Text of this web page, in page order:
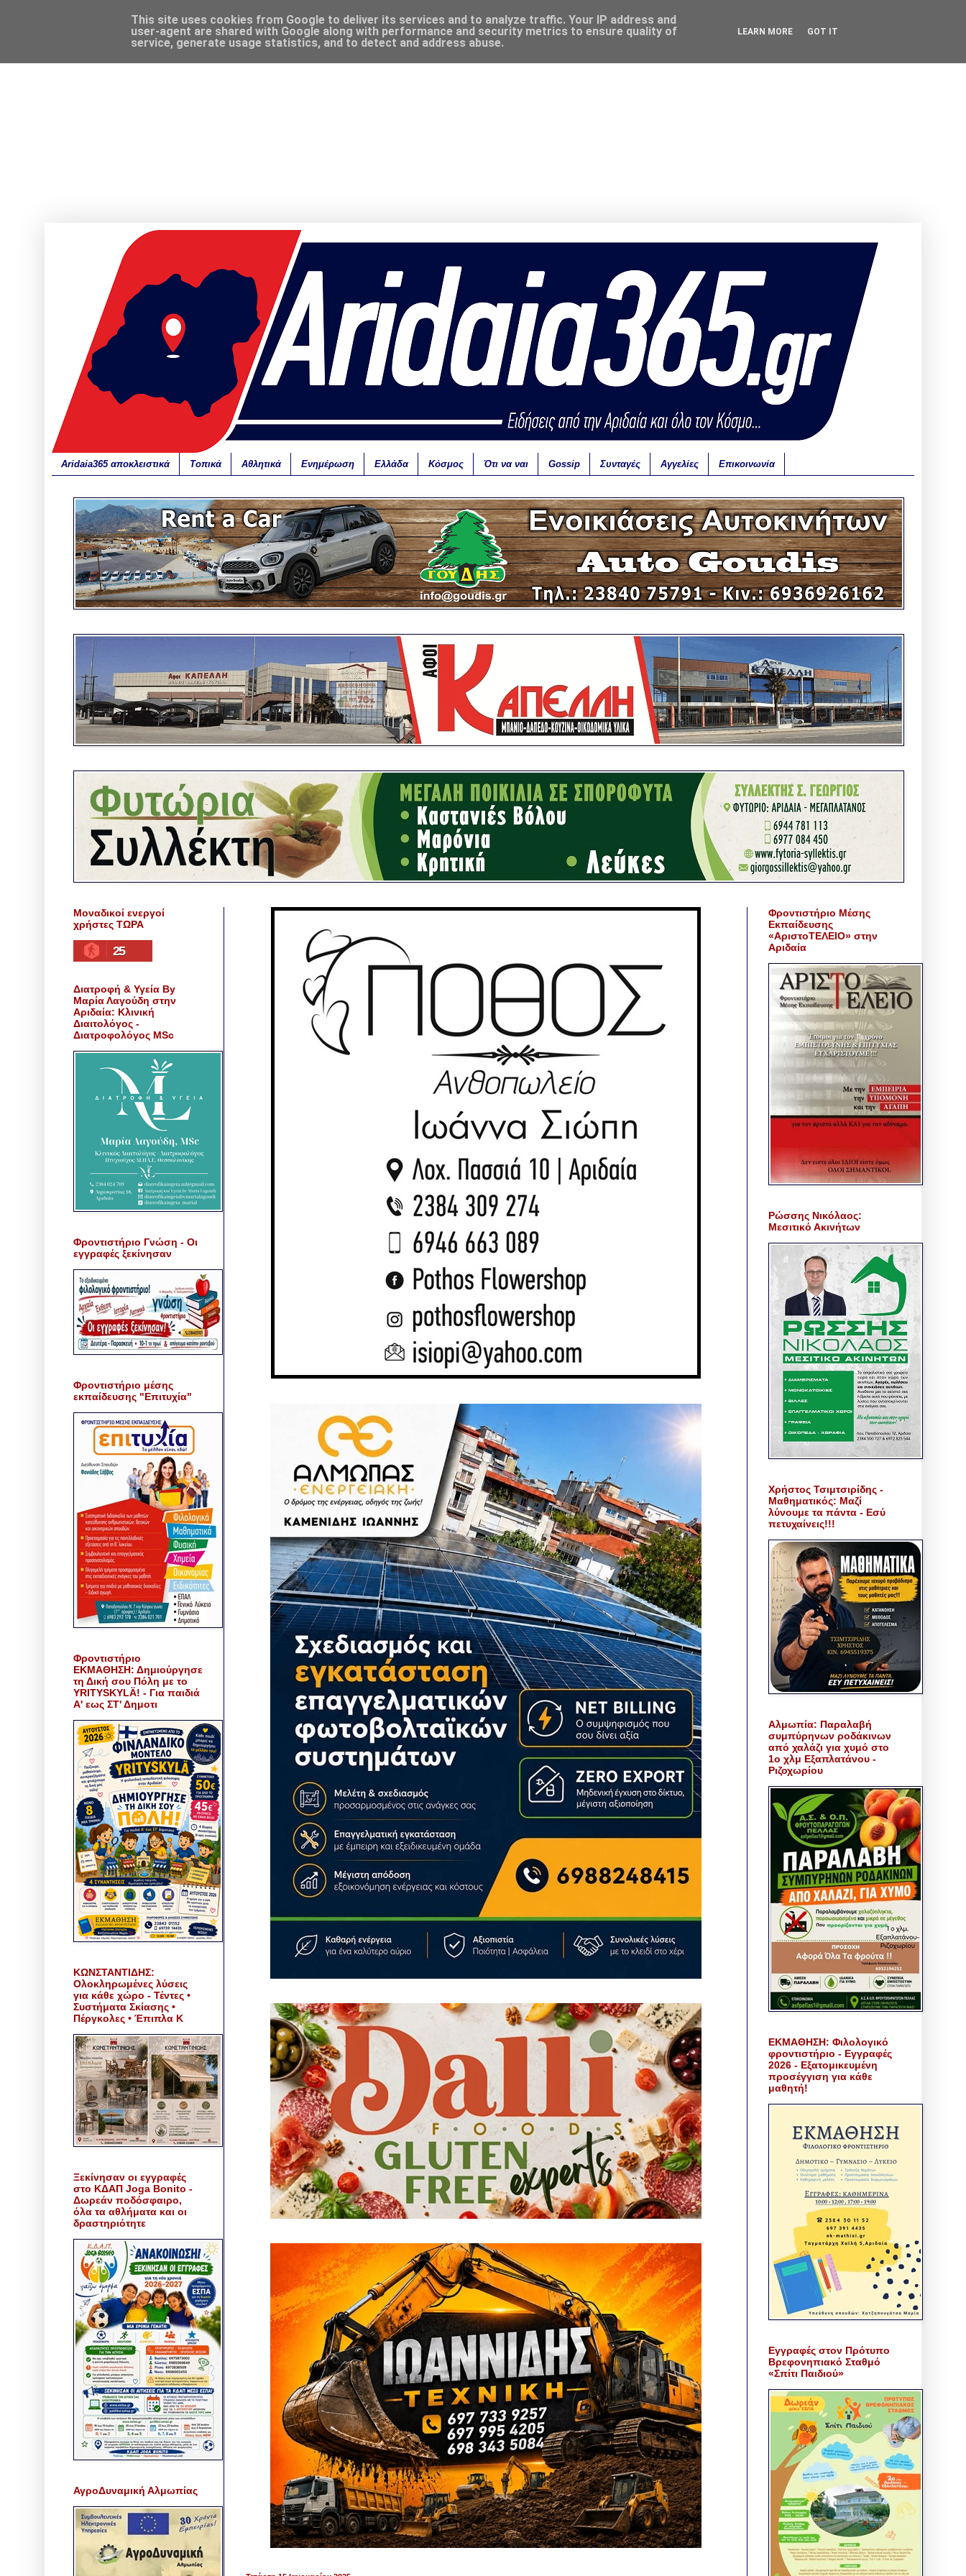
Aridaia365 αποκλειστικά Τοπικά Αθλητικά Ενημέρωση Ελλάδα Κόσμος Ότι να ναι Gossip Συνταγές Αγγελίες Επικοινωνία
Μοναδικοί ενεργοί
χρήστες ΤΩΡΑ
25
Διατροφή & Υγεία By
Μαρία Λαγούδη στην
Αριδαία: Κλινική
Διαιτολόγος -
Διατροφολόγος MSc
Φροντιστήριο Γνώση - Οι
εγγραφές ξεκίνησαν
Φροντιστήριο μέσης
εκπαίδευσης "Επιτυχία"
Φροντιστήριο
ΕΚΜΑΘΗΣΗ: Δημιούργησε
τη Δική σου Πόλη με το
YRITYSKYLÄ! - Για παιδιά
Α' εως ΣΤ' Δημοτι
ΚΩΝΣΤΑΝΤΙΔΗΣ:
Ολοκληρωμένες λύσεις
για κάθε χώρο - Τέντες •
Συστήματα Σκίασης •
Πέργκολες • Έπιπλα Κ
Ξεκίνησαν οι εγγραφές
στο ΚΔΑΠ Joga Bonito -
Δωρεάν ποδόσφαιρο,
όλα τα αθλήματα και οι
δραστηριότητε
ΑγροΔυναμική Αλμωπίας
Φροντιστήριο Μέσης
Εκπαίδευσης
«ΑριστοΤΕΛΕΙΟ» στην
Αριδαία
Ρώσσης Νικόλαος:
Μεσιτικό Ακινήτων
Χρήστος Τσιμτσιρίδης -
Μαθηματικός: Μαζί
λύνουμε τα πάντα - Εσύ
πετυχαίνεις!!!
Αλμωπία: Παραλαβή
συμπύρηνων ροδάκινων
από χαλάζι για χυμό στο
1ο χλμ Εξαπλατάνου -
Ριζοχωρίου
ΕΚΜΑΘΗΣΗ: Φιλολογικό
φροντιστήριο - Εγγραφές
2026 - Εξατομικευμένη
προσέγγιση για κάθε
μαθητή!
Εγγραφές στον Πρότυπο
Βρεφονηπιακό Σταθμό
«Σπίτι Παιδιού»
This site uses cookies from Google to deliver its services and to analyze traffic. Your IP address and
user-agent are shared with Google along with performance and security metrics to ensure quality of
service, generate usage statistics, and to detect and address abuse.
LEARN MORE GOT IT